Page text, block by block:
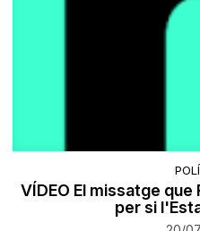
VÍDEO El missatge
per si